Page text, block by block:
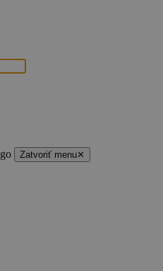
Zatvoriť menu✕